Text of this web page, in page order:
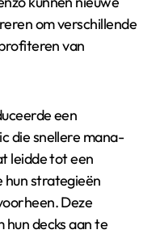
om verschillende
van
een
die snellere mana-
leidde tot een
hun strategieën
Deze
hun decks aan te